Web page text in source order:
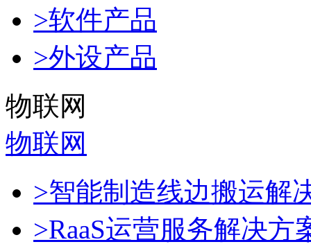
>软件产品
>外设产品
物联网
物联网
>智能制造线边搬运解
>RaaS运营服务解决方